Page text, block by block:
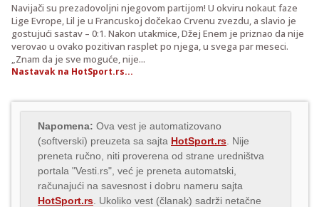
Navijači su prezadovoljni njegovom partijom! U okviru nokaut faze
Lige Evrope, Lil je u Francuskoj dočekao Crvenu zvezdu, a slavio je
gostujući sastav – 0:1. Nakon utakmice, Džej Enem je priznao da nije
verovao u ovako pozitivan rasplet po njega, u svega par meseci.
„Znam da je sve moguće, nije...
Nastavak na HotSport.rs...
Napomena: Ova vest je automatizovano
(softverski) preuzeta sa sajta HotSport.rs . Nije
preneta ručno, niti proverena od strane uredništva
portala "Vesti.rs", već je preneta automatski,
računajući na savesnost i dobru nameru sajta
HotSport.rs . Ukoliko vest (članak) sadrži netačne